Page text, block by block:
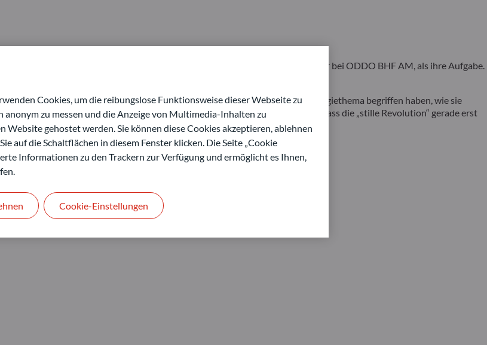
schafft: Das sehen Brice Prunas und Maxence Radjabi, Fondsmanager bei ODDO BHF AM, als ihre Aufgabe.
hat sich die Wahrnehmung in
Brice Prunas und Maxence Radjabi, warum sie KI nie als reines Technologiethema begriffen haben, wie sie
schwächerer Performancejahre 2024 und 2025 an ihrer These festhalten, dass die „stille Revolution“ gerade erst
Cookies, um die reibungslose Funktionsweise dieser Webseite zu
anonym zu messen und die Anzeige von Multimedia-Inhalten zu
Website gehostet werden. Sie können diese Cookies akzeptieren, ablehnen
auf die Schaltflächen in diesem Fenster klicken. Die Seite „Cookie
Informationen zu den Trackern zur Verfügung und ermöglicht es Ihnen,
Cookie-Einstellungen